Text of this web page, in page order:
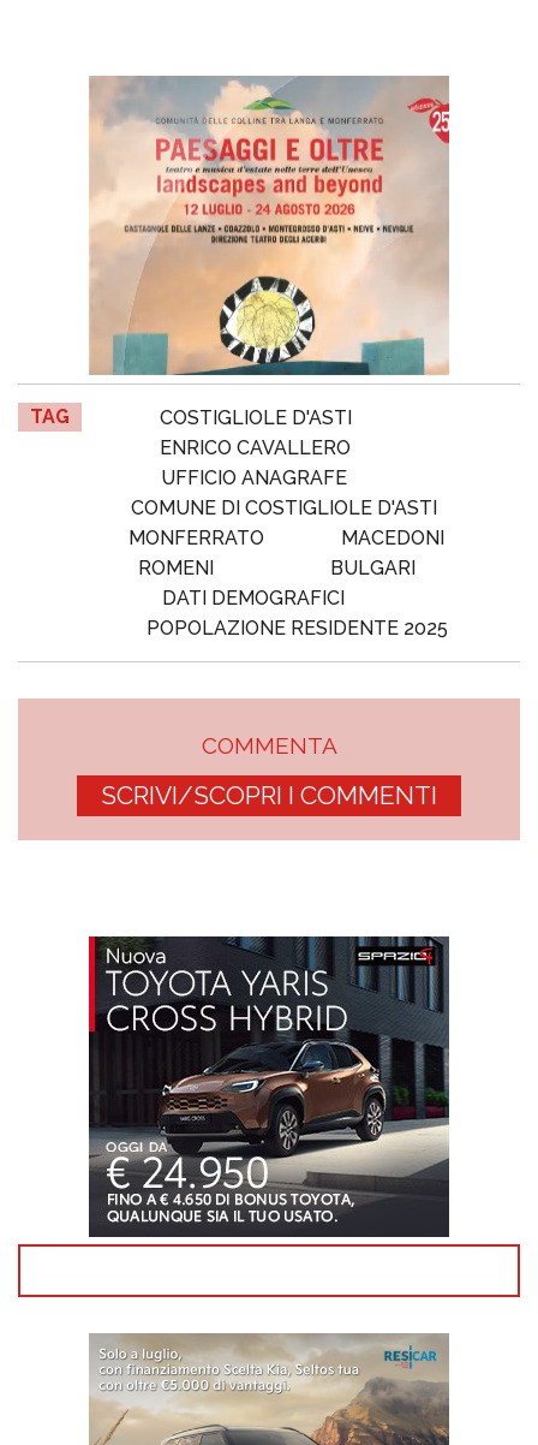
TAG
COSTIGLIOLE D'ASTI
ENRICO CAVALLERO
UFFICIO ANAGRAFE
COMUNE DI COSTIGLIOLE D'ASTI
MONFERRATO
MACEDONI
ROMENI
BULGARI
DATI DEMOGRAFICI
POPOLAZIONE RESIDENTE 2025
COMMENTA
SCRIVI/SCOPRI I COMMENTI